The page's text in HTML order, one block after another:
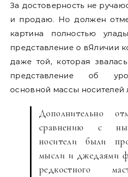
За достоверность не
и продаю. Но должен
картина полностью
представление о вЯличии
даже той, которая
представление об
основной массы
Дополнительно
сравнению с
носители были
мысли и джедаями
редкостного